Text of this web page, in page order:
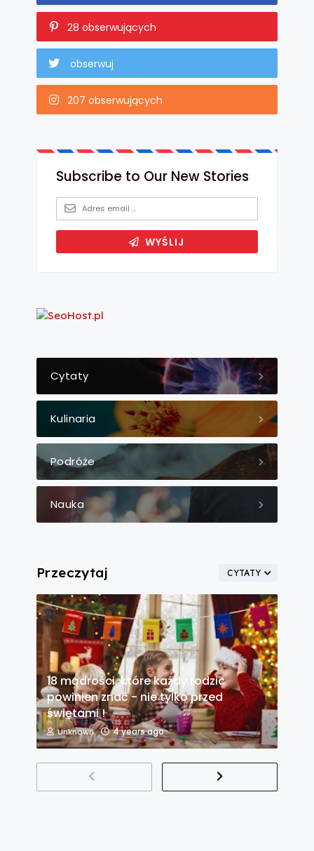
28 obserwujących
obserwuj
207 obserwujących
Cytaty
Kulinaria
Podróże
Nauka
CYTATY
Przeczytaj
18 mądrości, które każdy rodzic
powinien znać - nie tylko przed
świętami !
Unknown 4 years ago